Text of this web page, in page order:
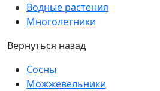
Водные растения
Многолетники
Вернуться назад
Сосны
Можжевельники